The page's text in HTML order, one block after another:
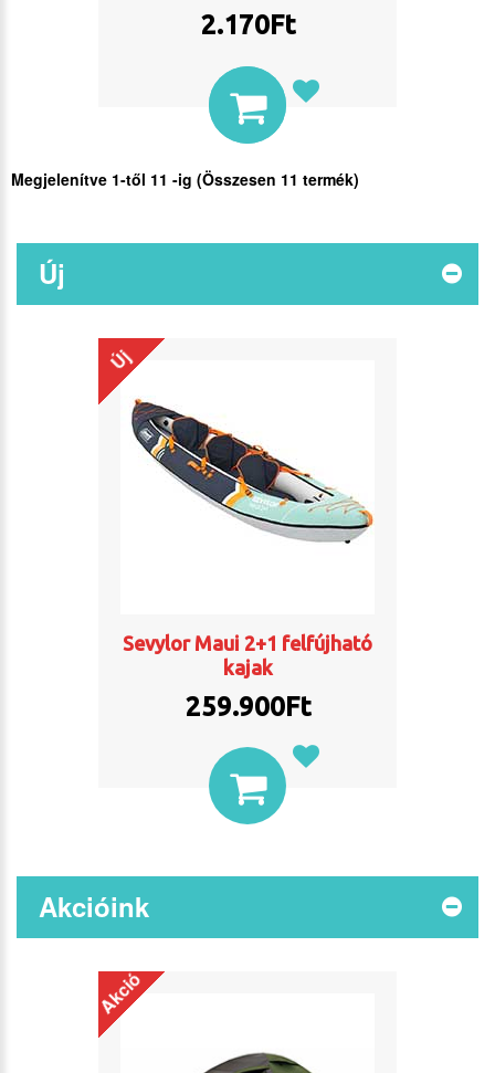
2.170Ft
Megjelenítve 1-től 11 -ig (Összesen 11 termék)
Új
Új
Sevylor Maui 2+1 felfújható
kajak
259.900Ft
Akcióink
Akció